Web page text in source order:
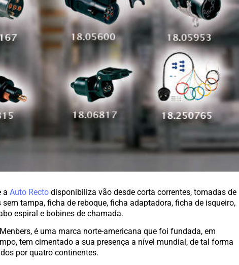
aAuto Recto disponibiliza vão desde corta correntes, tomadas de
tampa, ficha de reboque, ficha adaptadora, ficha de isqueiro,
espiral e bobines de chamada.
é uma marca norte-americana que foi fundada, em
tem cimentado a sua presença a nível mundial, de tal forma
por quatro continentes.